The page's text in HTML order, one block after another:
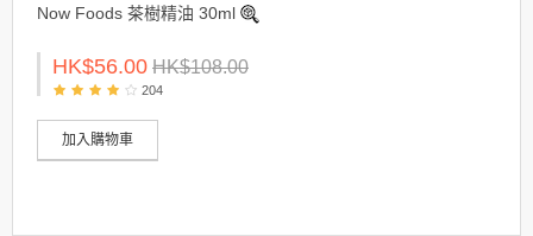
Now Foods 茶樹精油 30ml
HK$56.00 HK$108.00
204
加入購物車